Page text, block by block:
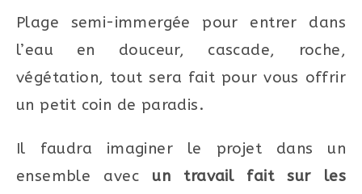
Plage semi-immergée pour entrer dans
l’eau en douceur, cascade, roche,
végétation, tout sera fait pour vous offrir
un petit coin de paradis.
Il faudra imaginer le projet dans un
ensemble avec un travail fait sur les